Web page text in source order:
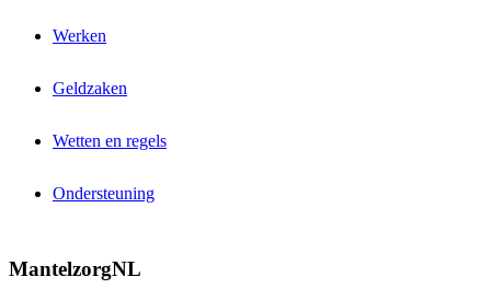
Werken
Geldzaken
Wetten en regels
Ondersteuning
MantelzorgNL